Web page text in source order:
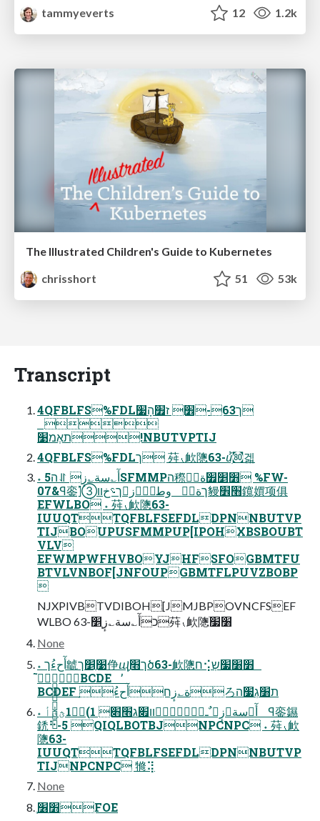
tammyeverts
12 1.2k
The Illustrated Children's Guide to Kubernetes
chrisshort
51 53k
Transcript
4QFBLFS%FDLך63-׾ ז׿הַׅ׷

תאֶמ׹׃!NBUTVPTIJ
4QFBLFS%FDLך 荈⹛欰䧭63-ꞿֺׅ㉏겗
˖ أٓ؎سة؎زٕ ⥯ה5SFMMPה穄׻׵׿ةأؙ %FW-
07&ꟼ銮⦐➂ךةأؙ وطآًٝزך؝خװ䝢׫׾鑧ׅ㜥项俱
EFWLBO ˖ 荈⹛欰䧭63-
IUUQTTQFBLFSEFDLDPNNBUTVP
TIJBOUPUSFMMPUP[IPOHXBSBOUBT
VLV
EFWMPWFHVBOYJHFSFOGBMTFU
BTVLVNBOF[JNFOUPGBMTFLPUVZBOBP

NJXPIVBTVDIBOH[JMJBPOVNCFSEF
WLBO 63-כأٓ؎سة؎زַٕ׵荈⹛欰䧭ׁ׸׷
None
˖ أٓحءُך䖓׹ַ׵ך鿇ⴓך׫ָծ63-欰䧭ח⢪׻׸׷שְ
֮֮֮֮֮ְְְְְBCDE ̕
BCDEF ة؎زٕחأٓحءُָろת׸גְ׷ה
˖ أٓ؎سة؎زٕ ٌـفؚٗٓىؚٝװ׏ג׫׋ 1)1ؕٝؿ؋ٖٝأ ꟼ銮䥪
鋵⠓-5 QIQLBOTBJNPCNPC ˖ 荈⹛欰
䧭63-
IUUQTTQFBLFSEFDLDPNNBUTVP
TIJNPCNPC 㹋⢽
None
ֶ׻׶FOE